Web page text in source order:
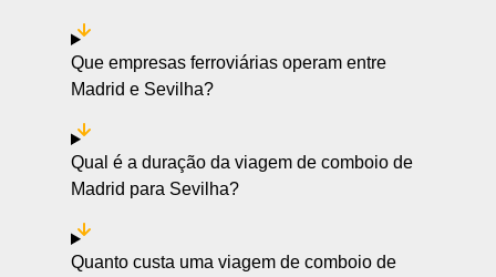
Que empresas ferroviárias operam entre
Madrid e Sevilha?
Qual é a duração da viagem de comboio de
Madrid para Sevilha?
Quanto custa uma viagem de comboio de